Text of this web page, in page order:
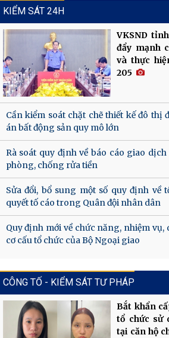
KIỂM SÁT 24H
VKSND
đẩy mạnh
và thực
205
Cần kiểm soát chặt chẽ thiết kế đô thị
án bất động sản quy mô lớn
Rà soát quy định về báo cáo giao
phòng, chống rửa tiền
Sửa đổi, bổ sung một số quy định về
quyết tố cáo trong Quân đội nhân dân
Quy định mới về chức năng, nhiệm vụ,
cơ cấu tổ chức của Bộ Ngoại giao
CÔNG TỐ - KIỂM SÁT TƯ PHÁP
Bắt khẩn
tổ chức sử
tại căn hộ